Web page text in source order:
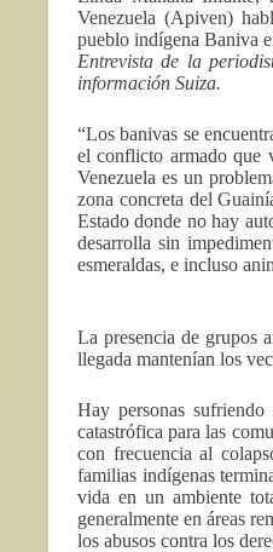
Venezuela (Apiven)
pueblo indígena Baniva
Entrevista de la
información Suiza.
“Los banivas se
el conflicto armado que
Venezuela es un
zona concreta del
Estado donde no hay
desarrolla sin
esmeraldas, e incluso
La presencia de grupos
llegada mantenían los
Hay personas
catastrófica para las
con frecuencia al
familias indígenas
vida en un ambiente
generalmente en áreas
los abusos contra los